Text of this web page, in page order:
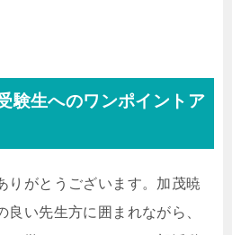
験生へのワンポイントア
りがとうございます。加茂暁
い先生方に囲まれながら、